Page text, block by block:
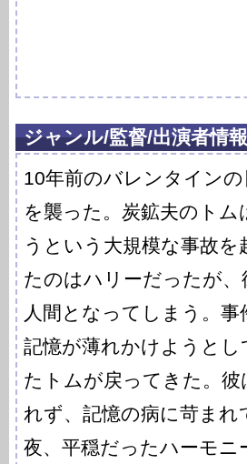
ジャンル/監督/出演者情報
10年前のバレンタイン
を襲った。炭鉱夫のト
うという大規模な事故
たのはハリーだったが
人間となってしまう。
記憶が薄れかけようと
たトムが戻ってきた。
れず、記憶の病に苛ま
夜、平穏だったハーモニ